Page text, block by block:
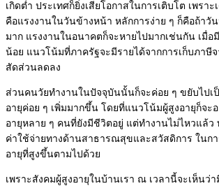
เกิดต่ำ ประเทศก็ยิ่งเสียโอกาสในการเติบโต เพรา
คือแรงงานในวันข้างหน้า หลักการง่าย ๆ ก็คือถ้าวัน
มาก แรงงานในอนาคตก็จะหายไปมากเช่นกัน เมื่อ
น้อย แนวโน้มที่ภาครัฐจะมีรายได้จากการเก็บภาษี
สัดส่วนลดลง
ส่วนคนวัยทำงานในปัจจุบันนั้นก็จะค่อย ๆ ขยับไปเ
อายุค่อย ๆ เพิ่มมากขึ้น โดยที่แนวโน้มผู้สูงอายุก็จะ
อายุหลาย ๆ คนที่ยังมีชีวิตอยู่ แต่ทำงานไม่ไหวแล้ว
ค่าใช้จ่ายทางด้านสาธารณสุขและสวัสดิการ ในก
อายุที่สูงขึ้นตามไปด้วย
เพราะสังคมผู้สูงอายุในบ้านเรา ณ เวลานี้จะเห็นว่